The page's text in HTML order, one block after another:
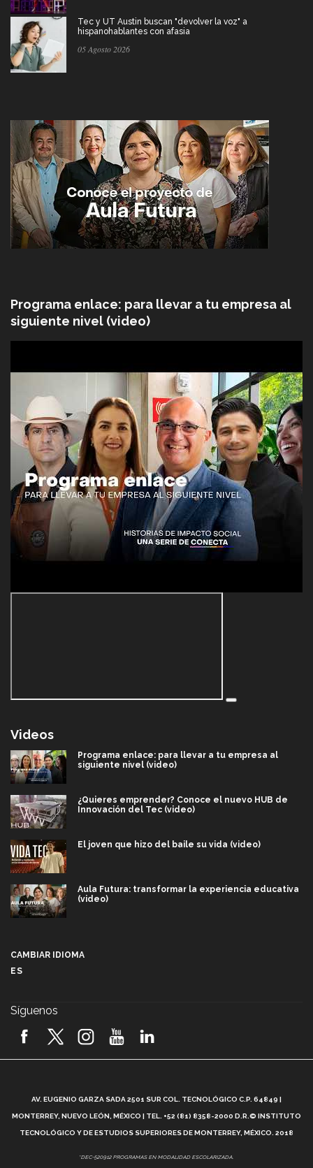
Tec y UT Austin buscan "devolver la voz" a
hispanohablantes con afasia
05 Agosto 2026
Programa enlace: para llevar a tu empresa al
siguiente nivel (video)
Videos
Programa enlace: para llevar a tu empresa al
siguiente nivel (video)
¿Quieres emprender? Conoce el nuevo HUB de
Innovación del Tec (video)
El joven que hizo del baile su vida (video)
Aula Futura: transformar la experiencia educativa
(video)
2026! (video)
¿Cómo es el Modelo Educativo Tec? (video)
Vida Tec: Feminismo e Inteligencia Artificial, Paola
CAMBIAR IDIOMA
ES
Síguenos
AV. EUGENIO GARZA SADA 2501 SUR COL. TECNOLÓGICO C.P. 64849 |
MONTERREY, NUEVO LEÓN, MÉXICO | TEL. +52 (81) 8358-2000 D.R.© INSTITUTO
TECNOLÓGICO Y DE ESTUDIOS SUPERIORES DE MONTERREY, MÉXICO. 2018
*DEC-520912 PROGRAMAS EN MODALIDAD ESCOLARIZADA.